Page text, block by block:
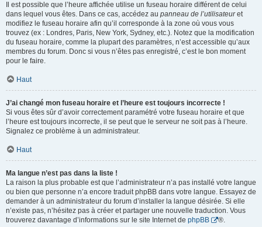
Il est possible que l’heure affichée utilise un fuseau horaire différent de celui
dans lequel vous êtes. Dans ce cas, accédez au panneau de l’utilisateuret
modifiez le fuseau horaire afin qu’il corresponde à la zone où vous vous
trouvez (ex : Londres, Paris, New York, Sydney, etc.). Notez que la modification
du fuseau horaire, comme la plupart des paramètres, n’est accessible qu’aux
membres du forum. Donc si vous n’êtes pas enregistré, c’est le bon moment
pour le faire.
Haut
J’ai changé mon fuseau horaire et l’heure est toujours incorrecte !
Si vous êtes sûr d’avoir correctement paramétré votre fuseau horaire et que
l’heure est toujours incorrecte, il se peut que le serveur ne soit pas à l’heure.
Signalez ce problème à un administrateur.
Haut
Ma langue n’est pas dans la liste !
La raison la plus probable est que l’administrateur n’a pas installé votre langue
ou bien que personne n’a encore traduit phpBB dans votre langue. Essayez de
demander à un administrateur du forum d’installer la langue désirée. Si elle
n’existe pas, n’hésitez pas à créer et partager une nouvelle traduction. Vous
trouverez davantage d’informations sur le site Internet de phpBB ®.